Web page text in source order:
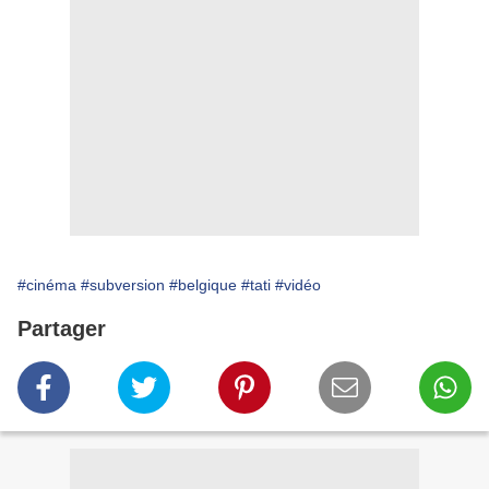
#cinéma #subversion #belgique #tati #vidéo
Partager